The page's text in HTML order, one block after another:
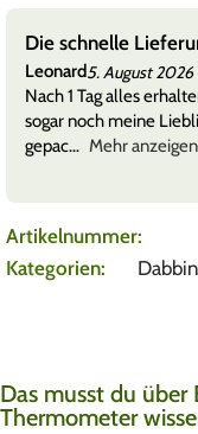
Size 11 (11mm
LoLinus4. August
Bewertung von
Die filter sind echt
machen ist aber
Artikelnummer:
Kategorien:
Das musst du
Thermometer